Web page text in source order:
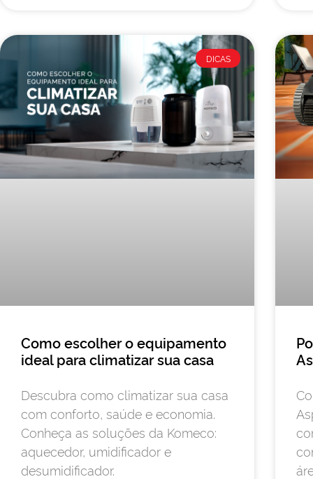
DICAS
Como escolher o equipamento
ideal para climatizar sua casa
Descubra como climatizar sua casa
com conforto, saúde e economia.
Conheça as soluções da Komeco:
aquecedor, umidificador e
desumidificador.